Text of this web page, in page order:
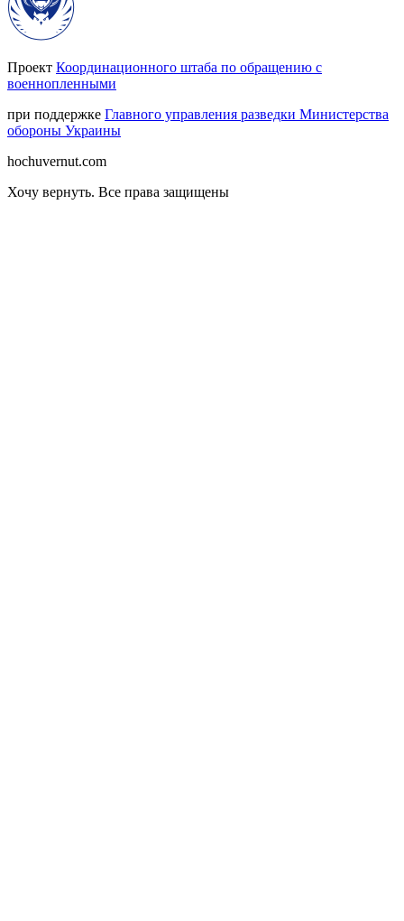
Проект Координационного штаба по обращению с
военнопленными
при поддержке Главного управления разведки Министерства
обороны Украины
hochuvernut.com
Хочу вернуть. Все права защищены